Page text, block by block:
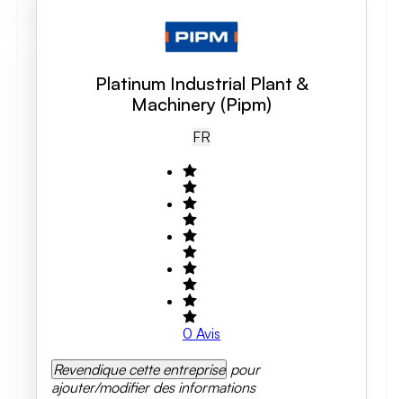
Platinum Industrial Plant &
Machinery (Pipm)
FR
0 Avis
Revendique cette entreprise pour
ajouter/modifier des informations